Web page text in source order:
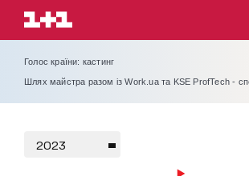
Голос країни: кастинг
Шлях майстра разом із Work.ua та KSE ProfTech -
2023
ЖВЛ представляє